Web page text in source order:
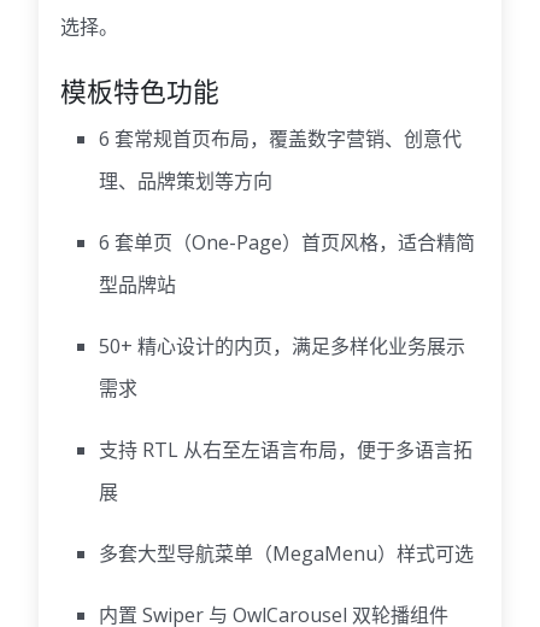
选择。
模板特色功能
6 套常规首页布局，覆盖数字营销、创意代
理、品牌策划等方向
6 套单页（One-Page）首页风格，适合精简
型品牌站
50+ 精心设计的内页，满足多样化业务展示
需求
支持 RTL 从右至左语言布局，便于多语言拓
展
多套大型导航菜单（MegaMenu）样式可选
内置 Swiper 与 OwlCarousel 双轮播组件